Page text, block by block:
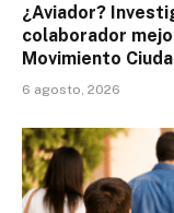
¿Aviador?
colaborador
Movimiento
6 agosto, 2026